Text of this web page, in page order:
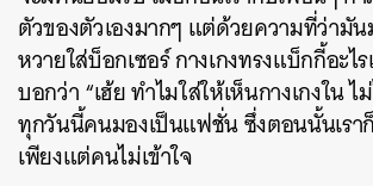
ตัวของตัวเองมากๆ แต่ด้วยความที่ว่ามั
หวายใส่บ็อกเซอร์ กางเกงทรงแบ็กกี้อะ
บอกว่า “เฮ้ย ทำไมใส่ให้เห็นกางเกงใน ไ
ทุกวันนี้คนมองเป็นแฟชั่น ซึ่งตอนนั้นเร
เพียงแต่คนไม่เข้าใจ